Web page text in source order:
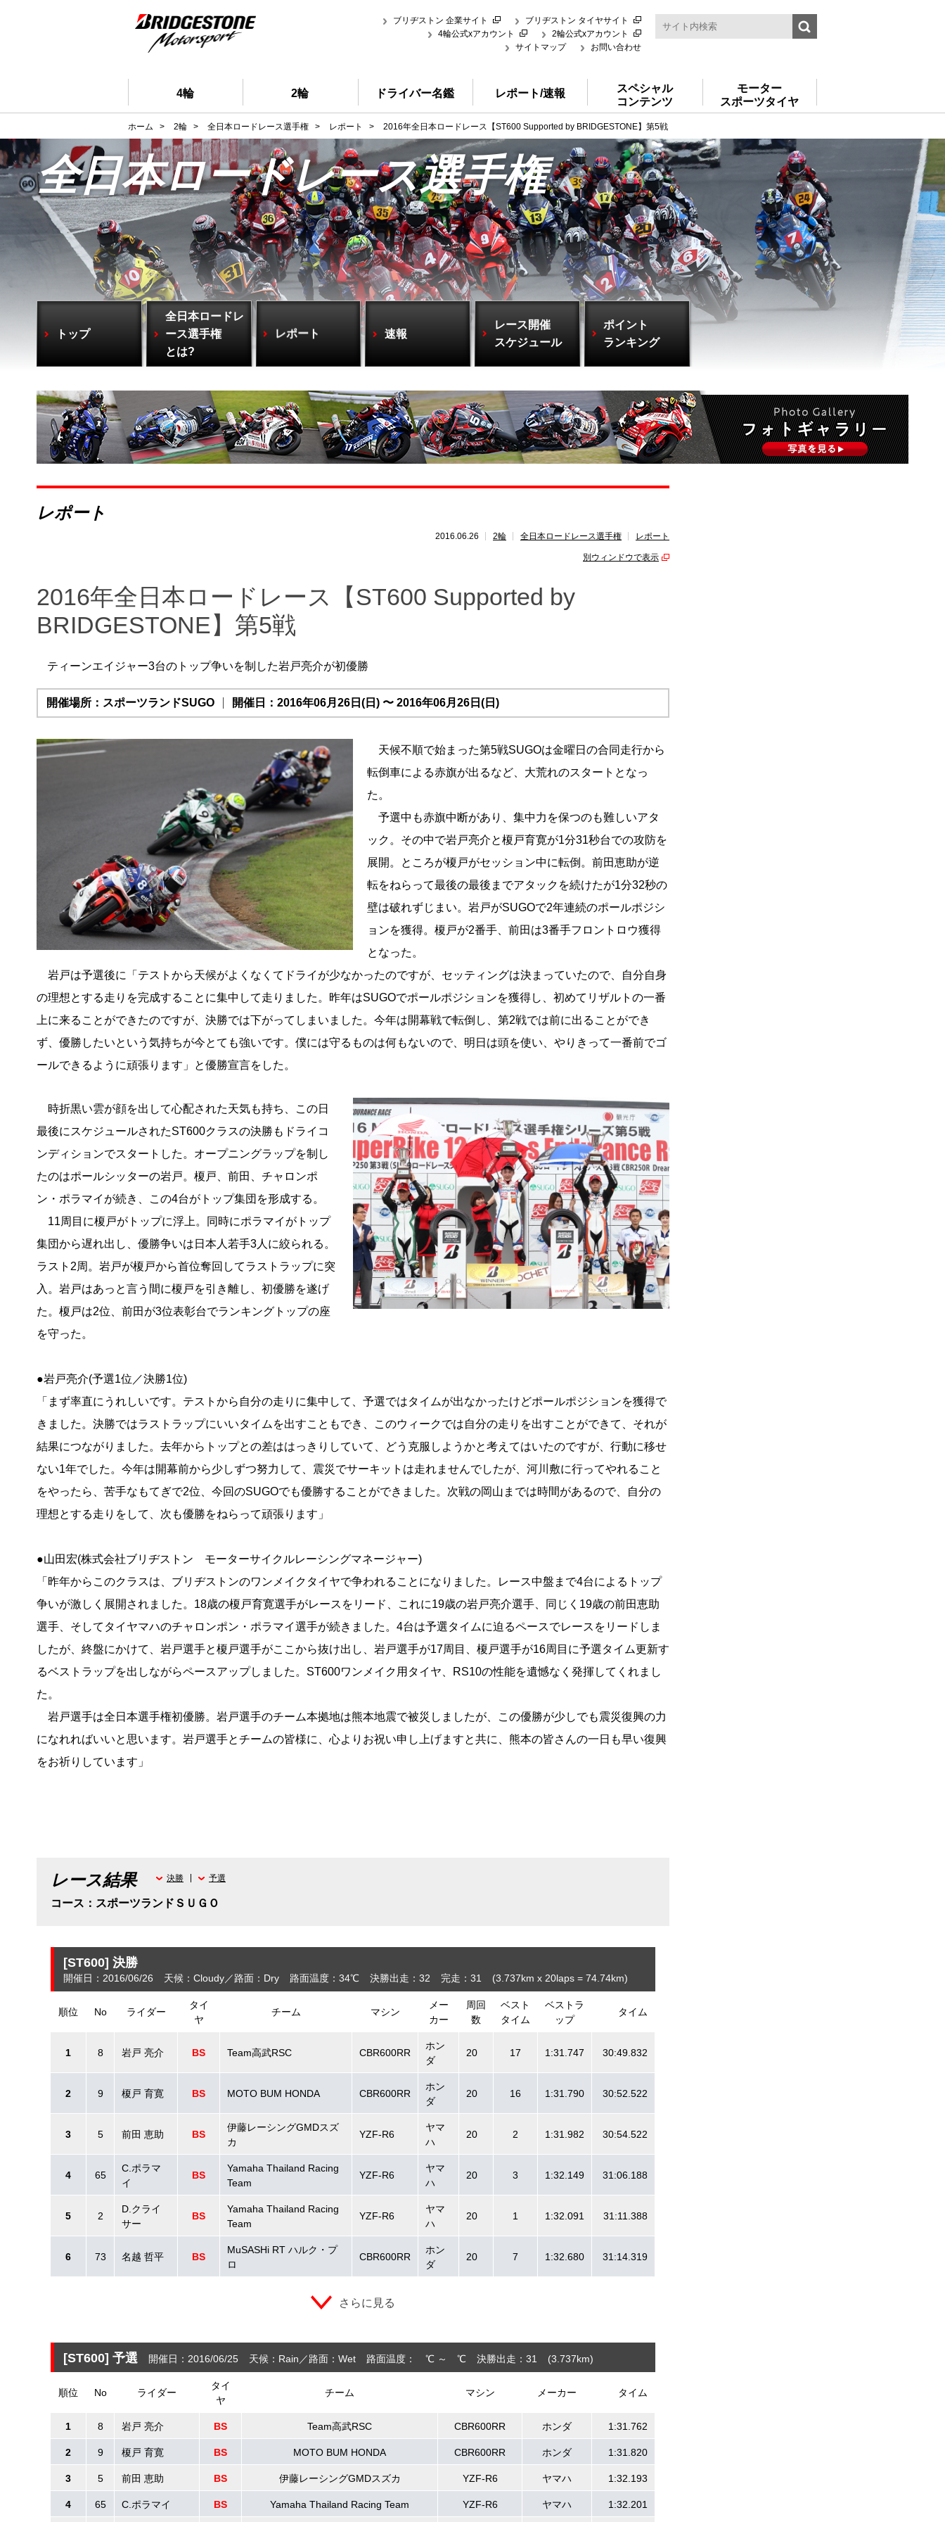
ブリヂストン 企業サイト
ブリヂストン タイヤサイト
4輪公式xアカウント
2輪公式xアカウント
サイトマップ
お問い合わせ
4輪 2輪 ドライバー名鑑 レポート/速報
スペシャル
コンテンツ
モーター
スポーツタイヤ
ホーム > 2輪 > 全日本ロードレース選手権 > レポート > 2016年全日本ロードレース【ST600 Supported by BRIDGESTONE】第5戦
全日本ロードレース選手権
トップ
全日本ロードレ
ース選手権
とは?
レポート 速報
レース開催
スケジュール
ポイント
ランキング
レポート
2016.06.26 2輪 全日本ロードレース選手権 レポート
別ウィンドウで表示
2016年全日本ロードレース【ST600 Supported by
BRIDGESTONE】第5戦
ティーンエイジャー3台のトップ争いを制した岩戸亮介が初優勝
開催場所：スポーツランドSUGO 開催日：2016年06月26日(日) 〜 2016年06月26日(日)
天候不順で始まった第5戦SUGOは金曜日の合同走行から
転倒車による赤旗が出るなど、大荒れのスタートとなっ
た。
予選中も赤旗中断があり、集中力を保つのも難しいアタ
ック。その中で岩戸亮介と榎戸育寛が1分31秒台での攻防を
展開。ところが榎戸がセッション中に転倒。前田恵助が逆
転をねらって最後の最後までアタックを続けたが1分32秒の
壁は破れずじまい。岩戸がSUGOで2年連続のポールポジシ
ョンを獲得。榎戸が2番手、前田は3番手フロントロウ獲得
となった。
岩戸は予選後に「テストから天候がよくなくてドライが少なかったのですが、セッティングは決まっていたので、自分自身
の理想とする走りを完成することに集中して走りました。昨年はSUGOでポールポジションを獲得し、初めてリザルトの一番
上に来ることができたのですが、決勝では下がってしまいました。今年は開幕戦で転倒し、第2戦では前に出ることができ
ず、優勝したいという気持ちが今とても強いです。僕には守るものは何もないので、明日は頭を使い、やりきって一番前でゴ
ールできるように頑張ります」と優勝宣言をした。
時折黒い雲が顔を出して心配された天気も持ち、この日
最後にスケジュールされたST600クラスの決勝もドライコ
ンディションでスタートした。オープニングラップを制し
たのはポールシッターの岩戸。榎戸、前田、チャロンポ
ン・ポラマイが続き、この4台がトップ集団を形成する。
11周目に榎戸がトップに浮上。同時にポラマイがトップ
集団から遅れ出し、優勝争いは日本人若手3人に絞られる。
ラスト2周。岩戸が榎戸から首位奪回してラストラップに突
入。岩戸はあっと言う間に榎戸を引き離し、初優勝を遂げ
た。榎戸は2位、前田が3位表彰台でランキングトップの座
を守った。
●岩戸亮介(予選1位／決勝1位)
「まず率直にうれしいです。テストから自分の走りに集中して、予選ではタイムが出なかったけどポールポジションを獲得で
きました。決勝ではラストラップにいいタイムを出すこともでき、このウィークでは自分の走りを出すことができて、それが
結果につながりました。去年からトップとの差ははっきりしていて、どう克服しようかと考えてはいたのですが、行動に移せ
ない1年でした。今年は開幕前から少しずつ努力して、震災でサーキットは走れませんでしたが、河川敷に行ってやれること
をやったら、苦手なもてぎで2位、今回のSUGOでも優勝することができました。次戦の岡山までは時間があるので、自分の
理想とする走りをして、次も優勝をねらって頑張ります」
●山田宏(株式会社ブリヂストン モーターサイクルレーシングマネージャー)
「昨年からこのクラスは、ブリヂストンのワンメイクタイヤで争われることになりました。レース中盤まで4台によるトップ
争いが激しく展開されました。18歳の榎戸育寛選手がレースをリード、これに19歳の岩戸亮介選手、同じく19歳の前田恵助
選手、そしてタイヤマハのチャロンポン・ポラマイ選手が続きました。4台は予選タイムに迫るペースでレースをリードしま
したが、終盤にかけて、岩戸選手と榎戸選手がここから抜け出し、岩戸選手が17周目、榎戸選手が16周目に予選タイム更新す
るベストラップを出しながらペースアップしました。ST600ワンメイク用タイヤ、RS10の性能を遺憾なく発揮してくれまし
た。
岩戸選手は全日本選手権初優勝。岩戸選手のチーム本拠地は熊本地震で被災しましたが、この優勝が少しでも震災復興の力
になれればいいと思います。岩戸選手とチームの皆様に、心よりお祝い申し上げますと共に、熊本の皆さんの一日も早い復興
をお祈りしています」
レース結果
コース：スポーツランドＳＵＧＯ
決勝 予選
[ST600] 決勝
開催日：2016/06/26 天候：Cloudy 路面：Dry 路面温度：34℃ 決勝出走：32 完走：31 (3.737km x 20laps = 74.74km)
順位 No ライダー
タイ
ヤ
チーム マシン
メー
カー
周回
数
ベスト
タイム
ベストラ
ップ
タイム
1 8 岩戸 亮介 BS Team高武RSC CBR600RR
ホン
ダ
20 17 1:31.747 30:49.832
2 9 榎戸 育寛 BS MOTO BUM HONDA CBR600RR
ホン
ダ
20 16 1:31.790 30:52.522
3 5 前田 恵助 BS
伊藤レーシングGMDスズ
カ
YZF-R6
ヤマ
ハ
20 2 1:31.982 30:54.522
4 65
C.ポラマ
イ
BS
Yamaha Thailand Racing
Team
YZF-R6
ヤマ
ハ
20 3 1:32.149 31:06.188
5 2
D.クライ
サー
BS
Yamaha Thailand Racing
Team
YZF-R6
ヤマ
ハ
20 1 1:32.091 31:11.388
6 73 名越 哲平 BS
MuSASHi RT ハルク・プ
ロ
CBR600RR
ホン
ダ
20 7 1:32.680 31:14.319
さらに見る
[ST600] 予選 開催日：2016/06/25 天候：Rain 路面：Wet 路面温度： ℃ ～ ℃ 決勝出走：31 (3.737km)
順位 No ライダー
タイ
ヤ
チーム マシン メーカー タイム
1 8 岩戸 亮介 BS Team高武RSC CBR600RR ホンダ 1:31.762
2 9 榎戸 育寛 BS MOTO BUM HONDA CBR600RR ホンダ 1:31.820
3 5 前田 恵助 BS 伊藤レーシングGMDスズカ YZF-R6 ヤマハ 1:32.193
4 65 C.ポラマイ BS Yamaha Thailand Racing Team YZF-R6 ヤマハ 1:32.201